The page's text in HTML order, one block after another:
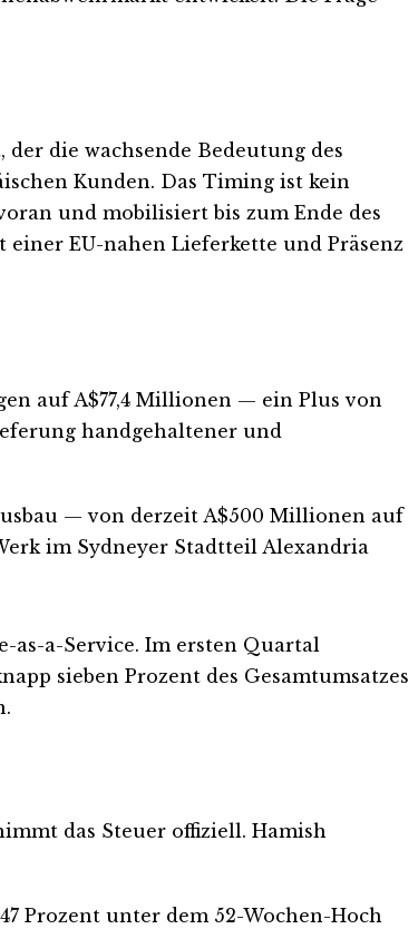
die wachsende Bedeutung des
Kunden. Das Timing ist kein
und mobilisiert bis zum Ende des
EU-nahen Lieferkette und Präsenz
auf A$77,4 Millionen — ein Plus von
handgehaltener und
— von derzeit A$500 Millionen auf
im Sydneyer Stadtteil Alexandria
as-a-Service. Im ersten Quartal
sieben Prozent des Gesamtumsatzes
das Steuer offiziell. Hamish
Prozent unter dem 52-Wochen-Hoch